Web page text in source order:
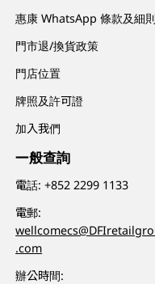
惠康 WhatsApp 條款及細則
門市退/換貨政策
門店位置
牌照及許可證
加入我們
一般查詢
電話:+852 2299 1133
電郵:
.com
辦公時間: